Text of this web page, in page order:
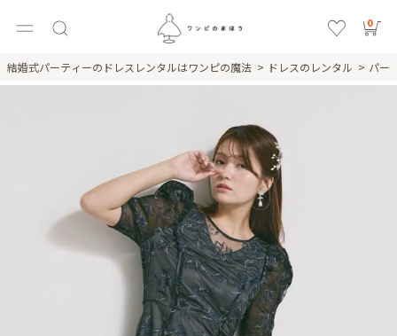
0
結婚式パーティーのドレスレンタルはワンピの魔法 ドレスのレンタル パー